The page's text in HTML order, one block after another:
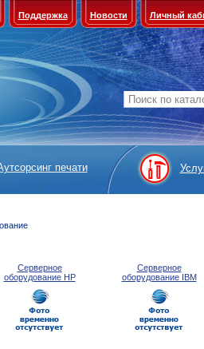
Поддержка Новости Личный
печати
Серверное
оборудование HP
Серверное
оборудование IBM